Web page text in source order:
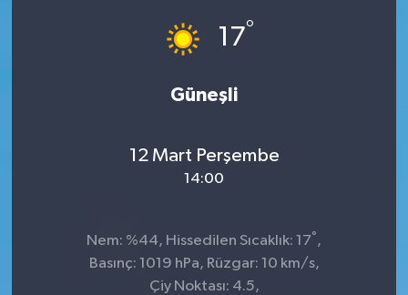
17°
Güneşli
12 Mart Perşembe
14:00
Nem: %44, Hissedilen Sıcaklık: 17° ,
Basınç: 1019 hPa, Rüzgar: 10 km/s,
Çiy Noktası: 4.5,